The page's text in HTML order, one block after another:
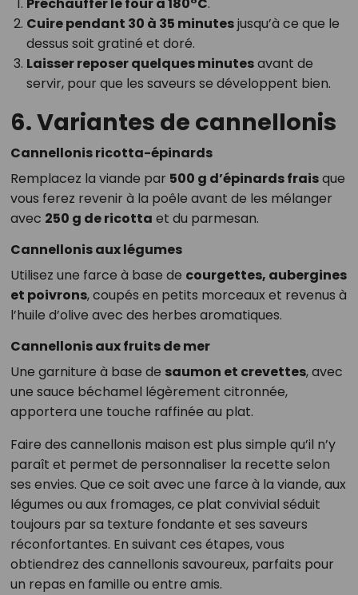
Préchauffer le four à 180°C.
Cuire pendant 30 à 35 minutesjusqu’à ce que le
dessus soit gratiné et doré.
Laisser reposer quelques minutesavant de
servir, pour que les saveurs se développent bien.
6. Variantes de cannellonis
Cannellonis ricotta-épinards
Remplacez la viande par 500 g d’épinards fraisque
vous ferez revenir à la poêle avant de les mélanger
avec 250 g de ricotta et du parmesan.
Cannellonis aux légumes
Utilisez une farce à base de courgettes, aubergines
et poivrons, coupés en petits morceaux et revenus à
l’huile d’olive avec des herbes aromatiques.
Cannellonis aux fruits de mer
Une garniture à base de saumon et crevettes, avec
une sauce béchamel légèrement citronnée,
apportera une touche raffinée au plat.
Faire des cannellonis maison est plus simple qu’il n’y
paraît et permet de personnaliser la recette selon
ses envies. Que ce soit avec une farce à la viande, aux
légumes ou aux fromages, ce plat convivial séduit
toujours par sa texture fondante et ses saveurs
réconfortantes. En suivant ces étapes, vous
obtiendrez des cannellonis savoureux, parfaits pour
un repas en famille ou entre amis.